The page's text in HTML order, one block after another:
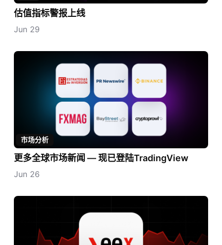
估值指标警报上线
Jun 29
市场分析
更多全球市场新闻 — 现已登陆TradingView
Jun 26